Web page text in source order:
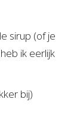
sirup (of je
ik eerlijk
bij)